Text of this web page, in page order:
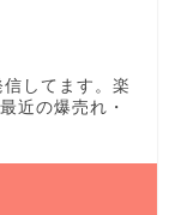
してます。楽
近の爆売れ・